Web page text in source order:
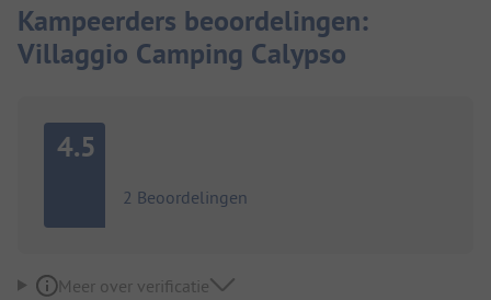
Kampeerders beoordelingen:
Villaggio Camping Calypso
4.5
2 Beoordelingen
Meer over verificatie